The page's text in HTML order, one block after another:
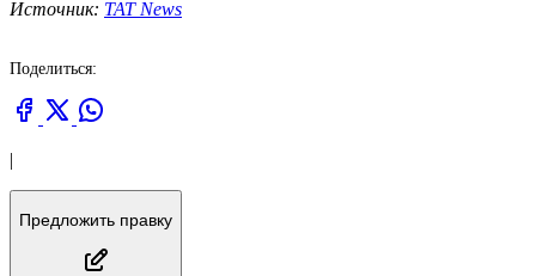
Источник: TAT News
Поделиться:
|
Предложить правку